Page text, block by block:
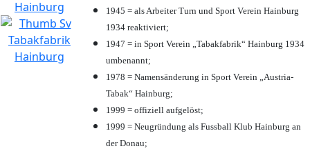
1945 = als Arbeiter Turn und Sport Verein Hainburg
1934 reaktiviert;
1947 = in Sport Verein „Tabakfabrik“ Hainburg 1934
umbenannt;
1978 = Namensänderung in Sport Verein „Austria-
Tabak“ Hainburg;
1999 = offiziell aufgelöst;
1999 = Neugründung als Fussball Klub Hainburg an
der Donau;